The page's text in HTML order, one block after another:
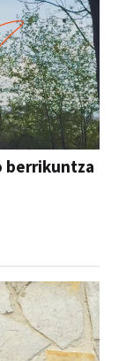
berrikuntza